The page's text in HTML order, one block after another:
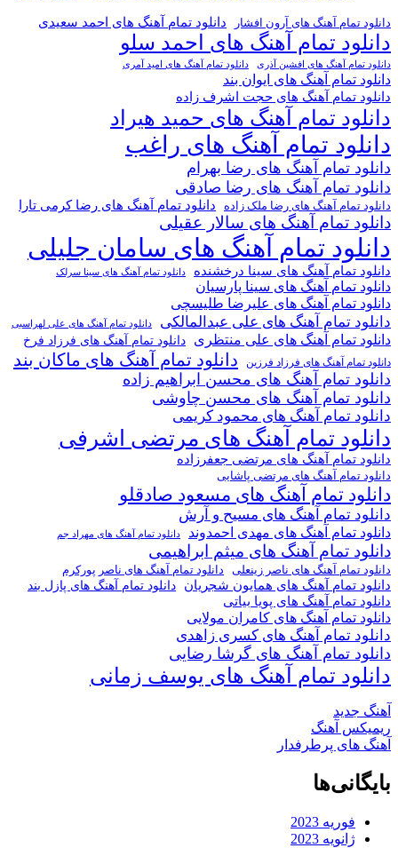
دانلود تمام آهنگ های آرون افشار دانلود تمام آهنگ های احمد سعیدی
دانلود تمام آهنگ های احمد سلو
دانلود تمام آهنگ های افشین آذری دانلود تمام آهنگ های امید آمری
دانلود تمام آهنگ های ایوان بند
دانلود تمام آهنگ های حجت اشرف زاده
دانلود تمام آهنگ های حمید هیراد
دانلود تمام آهنگ های راغب
دانلود تمام آهنگ های رضا بهرام
دانلود تمام آهنگ های رضا صادقی
دانلود تمام آهنگ های رضا ملک زاده دانلود تمام آهنگ های رضا کرمی تارا
دانلود تمام آهنگ های سالار عقیلی
دانلود تمام آهنگ های سامان جلیلی
دانلود تمام آهنگ های سینا درخشنده دانلود تمام آهنگ های سینا سرلک
دانلود تمام آهنگ های سینا پارسیان
دانلود تمام آهنگ های علیرضا طلیسچی
دانلود تمام آهنگ های علی عبدالمالکی دانلود تمام آهنگ های علی لهراسبی
دانلود تمام آهنگ های علی منتظری دانلود تمام آهنگ های فرزاد فرخ
دانلود تمام آهنگ های فرزاد فرزین دانلود تمام آهنگ های ماکان بند
دانلود تمام آهنگ های محسن ابراهیم زاده
دانلود تمام آهنگ های محسن چاوشی
دانلود تمام آهنگ های محمود کریمی
دانلود تمام آهنگ های مرتضی اشرفی
دانلود تمام آهنگ های مرتضی جعفرزاده
دانلود تمام آهنگ های مرتضی پاشایی
دانلود تمام آهنگ های مسعود صادقلو
دانلود تمام آهنگ های مسیح و آرش
دانلود تمام آهنگ های مهدی احمدوند دانلود تمام آهنگ های مهراد جم
دانلود تمام آهنگ های میثم ابراهیمی
دانلود تمام آهنگ های ناصر زینعلی دانلود تمام آهنگ های ناصر پورکرم
دانلود تمام آهنگ های همایون شجریان دانلود تمام آهنگ های پازل بند
دانلود تمام آهنگ های پویا بیاتی
دانلود تمام آهنگ های کامران مولایی
دانلود تمام آهنگ های کسری زاهدی
دانلود تمام آهنگ های گرشا رضایی
دانلود تمام آهنگ های یوسف زمانی
آهنگ جدید
ریمیکس آهنگ
آهنگ های پرطرفدار
بایگانی‌ها
فوریه 2023
ژانویه 2023